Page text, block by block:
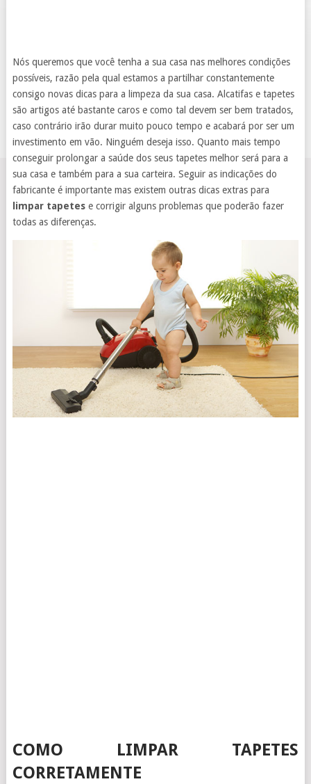
Nós queremos que você tenha a sua casa nas melhores condições
possíveis, razão pela qual estamos a partilhar constantemente
consigo novas dicas para a limpeza da sua casa. Alcatifas e tapetes
são artigos até bastante caros e como tal devem ser bem tratados,
caso contrário irão durar muito pouco tempo e acabará por ser um
investimento em vão. Ninguém deseja isso. Quanto mais tempo
conseguir prolongar a saúde dos seus tapetes melhor será para a
sua casa e também para a sua carteira. Seguir as indicações do
fabricante é importante mas existem outras dicas extras para
limpar tapetese corrigir alguns problemas que poderão fazer
todas as diferenças.
COMO LIMPAR TAPETES
CORRETAMENTE